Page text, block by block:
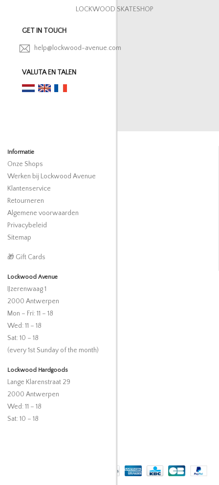
LOCKWOOD SKATESHOP
GET IN TOUCH
help@lockwood-avenue.com
VALUTA EN TALEN
Informatie
Onze Shops
Werken bij Lockwood Avenue
Klantenservice
Retourneren
Algemene voorwaarden
Privacybeleid
Sitemap
🎁 Gift Cards
Lockwood Avenue
IJzerenwaag 1
2000 Antwerpen
Mon – Fri: 11 – 18
Wed: 11 – 18
Sat: 10 – 18
(every 1st Sunday of the month)
Lockwood Hardgoods
Lange Klarenstraat 29
2000 Antwerpen
Wed: 11 – 18
Sat: 10 – 18